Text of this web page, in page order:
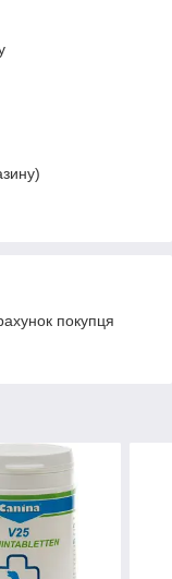
покупця